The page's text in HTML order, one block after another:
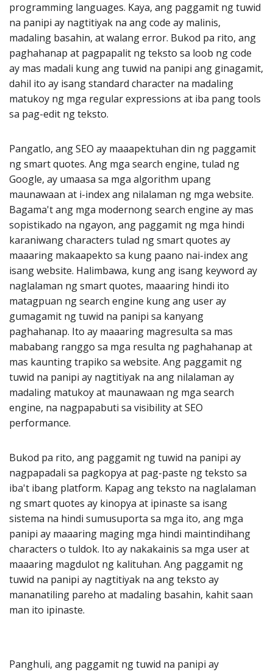
programming languages. Kaya, ang paggamit ng tuwid
na panipi ay nagtitiyak na ang code ay malinis,
madaling basahin, at walang error. Bukod pa rito, ang
paghahanap at pagpapalit ng teksto sa loob ng code
ay mas madali kung ang tuwid na panipi ang ginagamit,
dahil ito ay isang standard character na madaling
matukoy ng mga regular expressions at iba pang tools
sa pag-edit ng teksto.
Pangatlo, ang SEO ay maaapektuhan din ng paggamit
ng smart quotes. Ang mga search engine, tulad ng
Google, ay umaasa sa mga algorithm upang
maunawaan at i-index ang nilalaman ng mga website.
Bagama't ang mga modernong search engine ay mas
sopistikado na ngayon, ang paggamit ng mga hindi
karaniwang characters tulad ng smart quotes ay
maaaring makaapekto sa kung paano nai-index ang
isang website. Halimbawa, kung ang isang keyword ay
naglalaman ng smart quotes, maaaring hindi ito
matagpuan ng search engine kung ang user ay
gumagamit ng tuwid na panipi sa kanyang
paghahanap. Ito ay maaaring magresulta sa mas
mababang ranggo sa mga resulta ng paghahanap at
mas kaunting trapiko sa website. Ang paggamit ng
tuwid na panipi ay nagtitiyak na ang nilalaman ay
madaling matukoy at maunawaan ng mga search
engine, na nagpapabuti sa visibility at SEO
performance.
Bukod pa rito, ang paggamit ng tuwid na panipi ay
nagpapadali sa pagkopya at pag-paste ng teksto sa
iba't ibang platform. Kapag ang teksto na naglalaman
ng smart quotes ay kinopya at ipinaste sa isang
sistema na hindi sumusuporta sa mga ito, ang mga
panipi ay maaaring maging mga hindi maintindihang
characters o tuldok. Ito ay nakakainis sa mga user at
maaaring magdulot ng kalituhan. Ang paggamit ng
tuwid na panipi ay nagtitiyak na ang teksto ay
mananatiling pareho at madaling basahin, kahit saan
man ito ipinaste.
Panghuli, ang paggamit ng tuwid na panipi ay